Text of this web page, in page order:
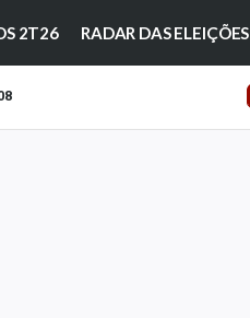
2T26 RADAR DAS ELEIÇÕES